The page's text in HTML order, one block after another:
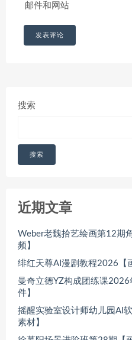
邮件和网站
搜索
搜索
近期文章
Weber老魏拾艺绘画第12期
频】
绯红天尊AI漫剧教程2026【
曼奇立德YZ构成团练课
件】
摇醒实验室设计师幼儿园AI
素材】